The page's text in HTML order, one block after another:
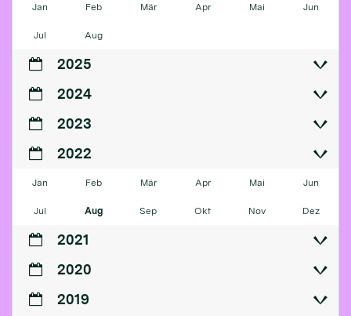
Jan Feb Mär Apr Mai Jun
Jul Aug
2025
2024
2023
2022
Jan Feb Mär Apr Mai Jun
Jul Aug Sep Okt Nov Dez
2021
2020
2019